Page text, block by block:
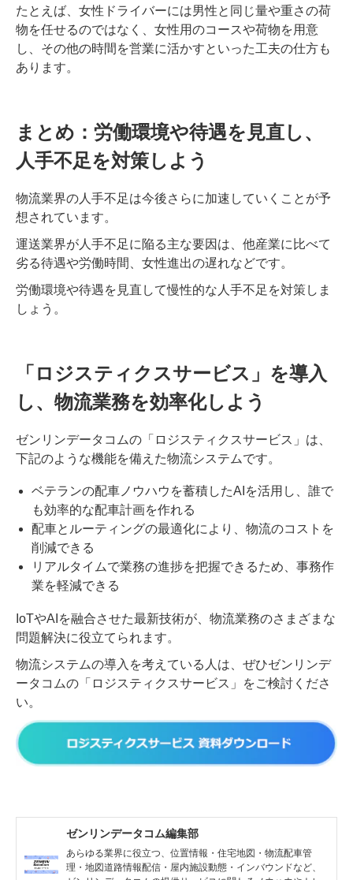
たとえば、女性ドライバーには男性と同じ量や重さの荷
物を任せるのではなく、女性用のコースや荷物を用意
し、その他の時間を営業に活かすといった工夫の仕方も
あります。
まとめ：労働環境や待遇を見直し、
人手不足を対策しよう
物流業界の人手不足は今後さらに加速していくことが予
想されています。
運送業界が人手不足に陥る主な要因は、他産業に比べて
劣る待遇や労働時間、女性進出の遅れなどです。
労働環境や待遇を見直して慢性的な人手不足を対策しま
しょう。
「ロジスティクスサービス」を導入
し、物流業務を効率化しよう
ゼンリンデータコムの「ロジスティクスサービス」は、
下記のような機能を備えた物流システムです。
ベテランの配車ノウハウを蓄積したAIを活用し、誰で
も効率的な配車計画を作れる
配車とルーティングの最適化により、物流のコストを
削減できる
リアルタイムで業務の進捗を把握できるため、事務作
業を軽減できる
IoTやAIを融合させた最新技術が、物流業務のさまざまな
問題解決に役立てられます。
物流システムの導入を考えている人は、ぜひゼンリンデ
ータコムの「ロジスティクスサービス」をご検討くださ
い。
ゼンリンデータコム編集部
あらゆる業界に役立つ、位置情報・住宅地図・物流配車管
理・地図道路情報配信・屋内施設動態・インバウンドなど、